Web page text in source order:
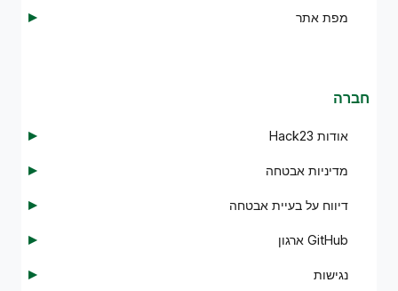
מפת אתר
חברה
אודות Hack23
מדיניות אבטחה
דיווח על בעיית אבטחה
ארגון GitHub
נגישות